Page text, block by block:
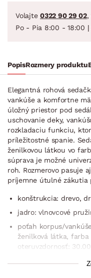
Volajte 0322 90 29 02,
Po - Pia 8:00 - 18:00
PopisRozmery produktu
Elegantná rohová
vankúše a komfortne
úložný priestor pod
uschovanie deky,
rozkladaciu funkciu,
príležitostné spanie.
ženilkovou látkou vo
súprava je možné
roh. Rozmerovo pasuje
príjemne útulné zákutia
konštrukcia: drevo,
jadro: vlnovcové
poťah korpus/
ženilková látka, farba
oteruvzdornosť:
vrátane potiahnutia